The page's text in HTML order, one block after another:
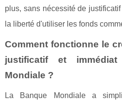
plus, sans nécessité de
la liberté d'utiliser les fonds
Comment fonctionne le
justificatif et
Mondiale ?
La Banque Mondiale a